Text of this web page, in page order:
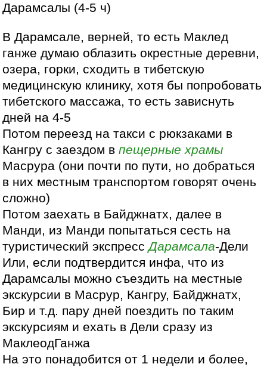
Дарамсалы (4-5 ч)
В Дарамсале, верней, то есть Маклед
ганже думаю облазить окрестные деревни,
озера, горки, сходить в тибетскую
медицинскую клинику, хотя бы попробовать
тибетского массажа, то есть зависнуть
дней на 4-5
Потом переезд на такси с рюкзаками в
Кангру с заездом впещерные храмы
Масрура (они почти по пути, но добраться
в них местным транспортом говорят очень
сложно)
Потом заехать в Байджнатх, далее в
Манди, из Манди попытаться сесть на
туристический экспрессДарамсала-Дели
Или, если подтвердится инфа, что из
Дарамсалы можно съездить на местные
экскурсии в Масрур, Кангру, Байджнатх,
Бир и т.д. пару дней поездить по таким
экскурсиям и ехать в Дели сразу из
МаклеодГанжа
На это понадобится от 1 недели и более,